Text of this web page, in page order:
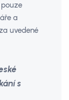
a
uvedené
s